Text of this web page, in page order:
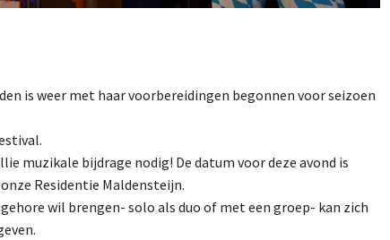
is weer met haar voorbereidingen begonnen voor seizoen
muzikale bijdrage nodig! De datum voor deze avond is
Residentie Maldensteijn.
wil brengen- solo als duo of met een groep- kan zich